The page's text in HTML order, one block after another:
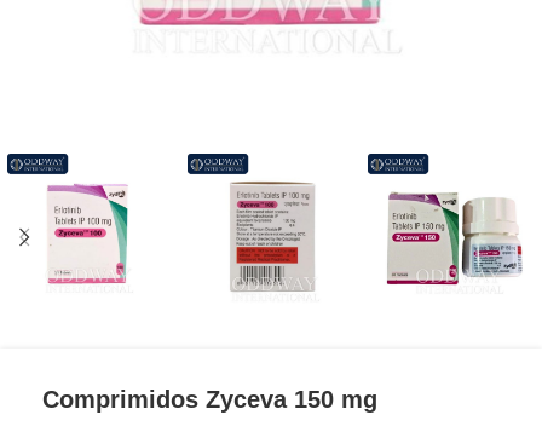
Comprimidos Zyceva 150 mg